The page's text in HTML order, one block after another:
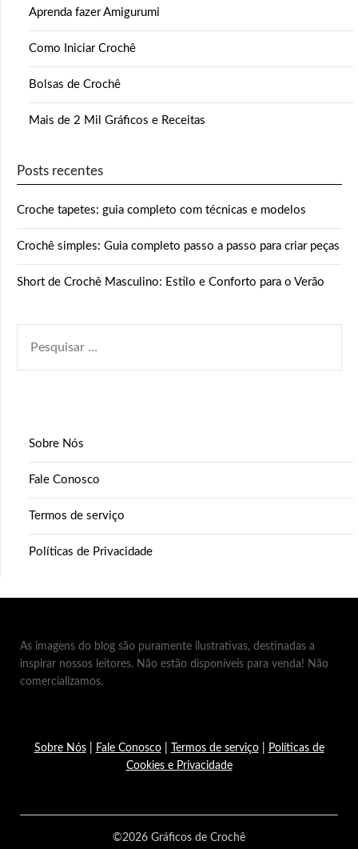
Aprenda fazer Amigurumi
Como Iniciar Crochê
Bolsas de Crochê
Mais de 2 Mil Gráficos e Receitas
Posts recentes
Croche tapetes: guia completo com técnicas e modelos
Crochê simples: Guia completo passo a passo para criar peças
Short de Crochê Masculino: Estilo e Conforto para o Verão
POR:
Sobre Nós
Fale Conosco
Termos de serviço
Políticas de Privacidade
As imagens do blog são puramente ilustrativas, destinadas a
inspirar nossos leitores. Não estão disponíveis para venda! Não
comercializamos.
Sobre Nós| Fale Conosco| Termos de serviço|
Políticas de
Cookies e Privacidade
©2026 Gráficos de Crochê